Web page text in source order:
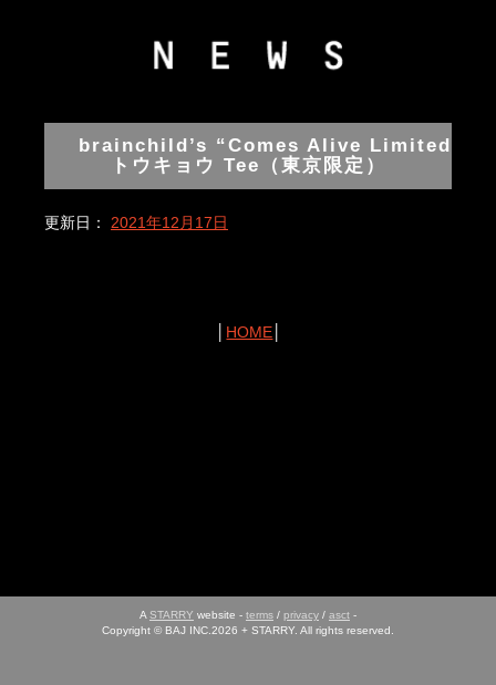
brainchild’s “Comes Alive Limited
トウキョウ Tee（東京限定）
更新日： 2021年12月17日
HOME
A STARRY website - terms / privacy / asct -
Copyright © BAJ INC.2026 + STARRY. All rights reserved.